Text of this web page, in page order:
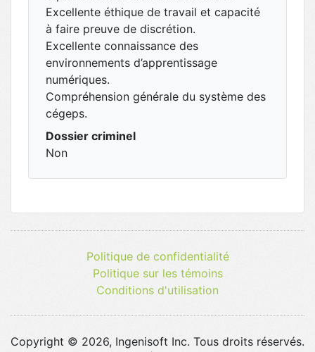
Excellente éthique de travail et capacité
à faire preuve de discrétion.
Excellente connaissance des
environnements d’apprentissage
numériques.
Compréhension générale du système des
cégeps.
Dossier criminel
Non
Politique de confidentialité
Politique sur les témoins
Conditions d'utilisation
Copyright © 2026, Ingenisoft Inc. Tous droits réservés.